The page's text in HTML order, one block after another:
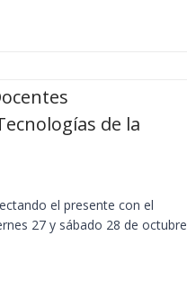
de la
el presente con el
27 y sábado 28 de octubre